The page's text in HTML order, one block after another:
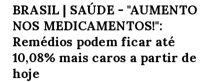
BRASIL | SAÚDE - "AUMENTO
NOS MEDICAMENTOS!":
Remédios podem ficar até
10,08% mais caros a partir de
hoje